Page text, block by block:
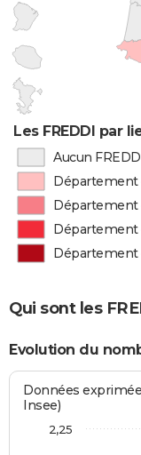
Les FREDDI par
Aucun
Département
Département
Département
Département
Qui sont les
Evolution du
Données
Insee)
2,25